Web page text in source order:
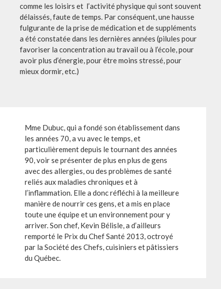
comme les loisirs et l’activité physique qui sont souvent
délaissés, faute de temps. Par conséquent, une hausse
fulgurante de la prise de médication et de suppléments
a été constatée dans les dernières années (pilules pour
favoriser la concentration au travail ou à l’école, pour
avoir plus d’énergie, pour être moins stressé, pour
mieux dormir, etc.)
Mme Dubuc, qui a fondé son établissement dans
les années 70, a vu avec le temps, et
particulièrement depuis le tournant des années
90, voir se présenter de plus en plus de gens
avec des allergies, ou des problèmes de santé
reliés aux maladies chroniques et à
l’inflammation. Elle a donc réfléchi à la meilleure
manière de nourrir ces gens, et a mis en place
toute une équipe et un environnement pour y
arriver. Son chef, Kevin Bélisle, a d’ailleurs
remporté le Prix du Chef Santé 2013, octroyé
par la Société des Chefs, cuisiniers et pâtissiers
du Québec.